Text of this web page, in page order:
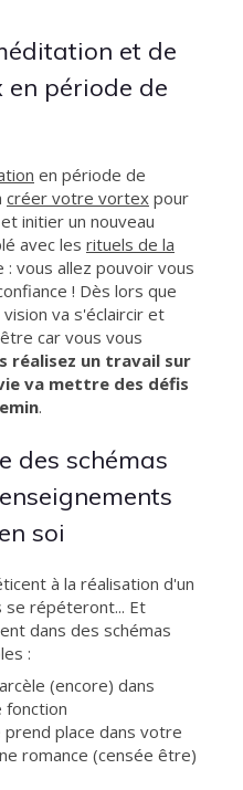
et de
période de
en période de
créer votre vortex pour
initier un nouveau
avec les rituels de la
: vous allez pouvoir vous
! Dès lors que
va s'éclaircir et
car vous vous
réalisez un travail sur
va mettre des défis
.
des schémas
soi
à la réalisation d'un
se répéteront... Et
dans des schémas
:
(encore) dans
fonction
place dans votre
romance (censée être)